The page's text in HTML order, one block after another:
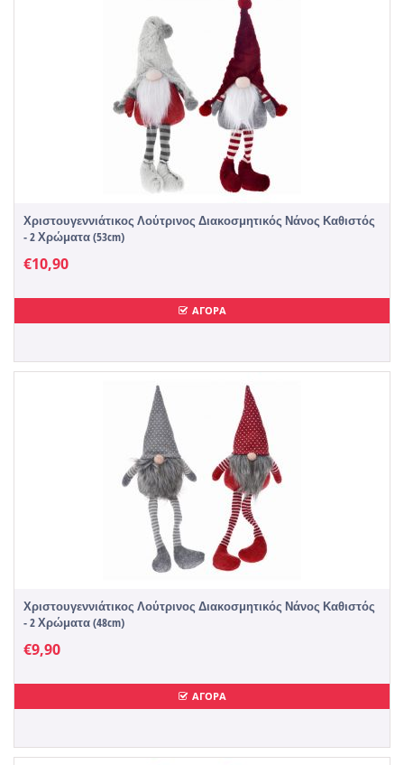
Χριστουγεννιάτικος Λούτρινος Διακοσμητικός Νάνος Καθιστός
- 2 Χρώματα (53cm)
€10,90
ΑΓΟΡΑ
Χριστουγεννιάτικος Λούτρινος Διακοσμητικός Νάνος Καθιστός
- 2 Χρώματα (48cm)
€9,90
ΑΓΟΡΑ